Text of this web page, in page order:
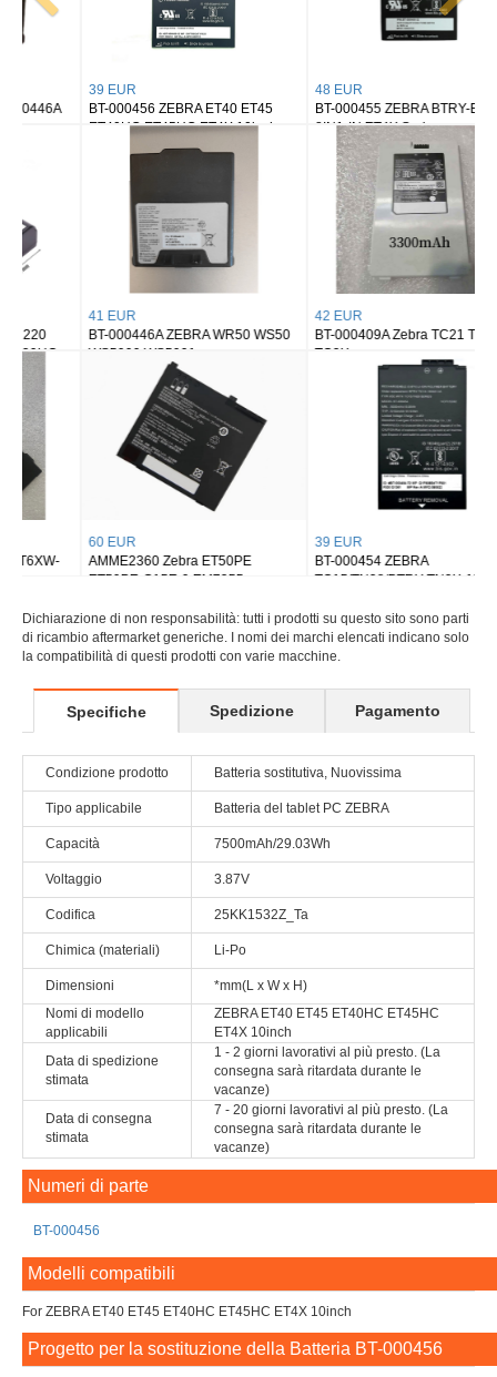
BT-000456 ZEBRA ET40 ET45
ET40HC ET45HC ET4X 10inch
BT-000455 ZEBRA BTRY-ET4X-
8IN1-IN ET4X Series
BT-000446A ZEBRA WR50 WS50
WS5000 WS5001
BT-000409A Zebra TC21 TC26
AMME2360 Zebra ET50PE
ET50PE-G15E-0 EM7355
BT-000454 ZEBRA
TC15/TN28/BTRY-TN2X-1XMA1-
Dichiarazione di non responsabilità: tutti i prodotti su questo sito sono parti
di ricambio aftermarket generiche. I nomi dei marchi elencati indicano solo
la compatibilità di questi prodotti con varie macchine.
Specifiche Spedizione Pagamento
Condizione prodotto Batteria sostitutiva, Nuovissima
Tipo applicabile Batteria del tablet PC ZEBRA
Capacità 7500mAh/29.03Wh
Voltaggio 3.87V
Codifica 25KK1532Z_Ta
Chimica (materiali) Li-Po
Dimensioni
*mm(L x W x H)
Nomi di modello
applicabili
ZEBRA ET40 ET45 ET40HC ET45HC
ET4X 10inch
Data di spedizione
stimata
1 - 2 giorni lavorativi al più presto. (La
consegna sarà ritardata durante le
vacanze)
Data di consegna
stimata
7 - 20 giorni lavorativi al più presto. (La
consegna sarà ritardata durante le
vacanze)
Numeri di parte
BT-000456
Modelli compatibili
For ZEBRA ET40 ET45 ET40HC ET45HC ET4X 10inch
Progetto per la sostituzione della Batteria BT-000456